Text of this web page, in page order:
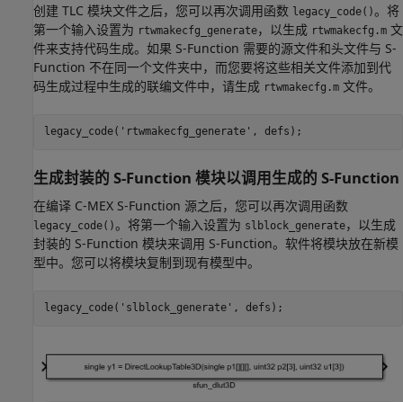
创建 TLC 模块文件之后，您可以再次调用函数 legacy_code()。将
第一个输入设置为 rtwmakecfg_generate，以生成 rtwmakecfg.m 文
件来支持代码生成。如果 S-Function 需要的源文件和头文件与 S-
Function 不在同一个文件夹中，而您要将这些相关文件添加到代
码生成过程中生成的联编文件中，请生成 rtwmakecfg.m 文件。
legacy_code( 'rtwmakecfg_generate'
生成封装的 S-Function 模块以调用生成的 S-Function
在编译 C-MEX S-Function 源之后，您可以再次调用函数
legacy_code()。将第一个输入设置为 slblock_generate，以生成
封装的 S-Function 模块来调用 S-Function。软件将模块放在新模
型中。您可以将模块复制到现有模型中。
legacy_code( 'slblock_generate'